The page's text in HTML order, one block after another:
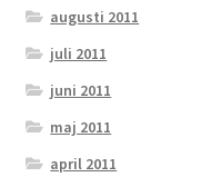
augusti 2011
juli 2011
juni 2011
maj 2011
april 2011